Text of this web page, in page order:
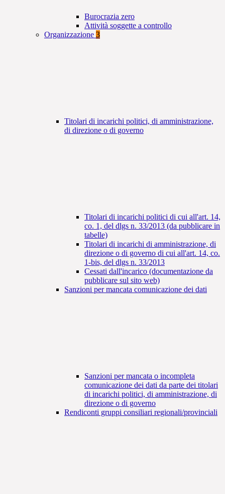
Burocrazia zero
Attività soggette a controllo
Organizzazione 3
Titolari di incarichi politici, di amministrazione,
di direzione o di governo
Titolari di incarichi politici di cui all'art. 14,
co. 1, del dlgs n. 33/2013 (da pubblicare in
tabelle)
Titolari di incarichi di amministrazione, di
direzione o di governo di cui all'art. 14, co.
1-bis, del dlgs n. 33/2013
Cessati dall'incarico (documentazione da
pubblicare sul sito web)
Sanzioni per mancata comunicazione dei dati
Sanzioni per mancata o incompleta
comunicazione dei dati da parte dei titolari
di incarichi politici, di amministrazione, di
direzione o di governo
Rendiconti gruppi consiliari regionali/provinciali